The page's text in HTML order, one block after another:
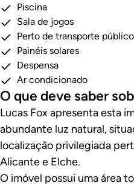
Piscina
Sala de jogos
Perto de transporte público
Painéis solares
Despensa
Ar condicionado
O que deve saber
Lucas Fox apresenta esta
abundante luz natural,
localização privilegiada
Alicante e Elche.
O imóvel possui uma área